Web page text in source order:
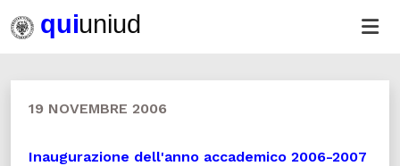
19 NOVEMBRE 2006
Inaugurazione dell'anno accademico 2006-2007